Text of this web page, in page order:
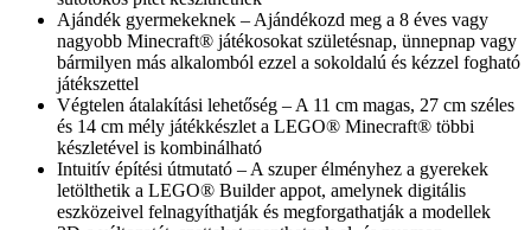
Ajándék gyermekeknek – Ajándékozd meg a 8 éves vagy
nagyobb Minecraft® játékosokat születésnap, ünnepnap vagy
bármilyen más alkalomból ezzel a sokoldalú és kézzel fogható
játékszettel
Végtelen átalakítási lehetőség – A 11 cm magas, 27 cm széles
és 14 cm mély játékkészlet a LEGO® Minecraft® többi
készletével is kombinálható
Intuitív építési útmutató – A szuper élményhez a gyerekek
letölthetik a LEGO® Builder appot, amelynek digitális
eszközeivel felnagyíthatják és megforgathatják a modellek